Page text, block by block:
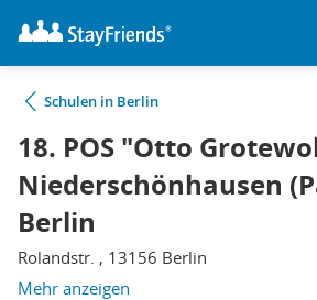
Schulen in Berlin
18. POS "Otto
Niederschönhausen
Berlin
Rolandstr. , 13156 Berlin
Mehr anzeigen